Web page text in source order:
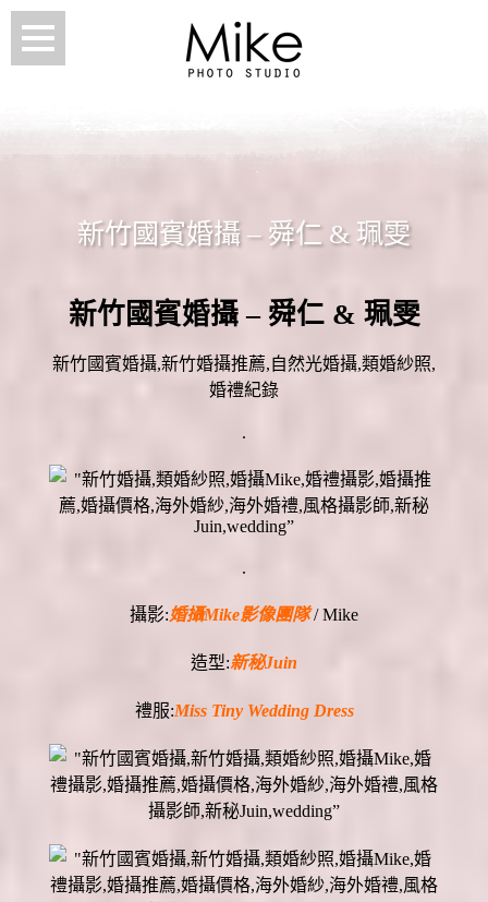
新竹國賓婚攝 – 舜仁 & 珮雯
新竹國賓婚攝 – 舜仁 & 珮雯
新竹國賓婚攝,新竹婚攝推薦,自然光婚攝,類婚紗照,
婚禮紀錄
.
.
攝影:婚攝Mike影像團隊/ Mike
造型:新秘Juin
禮服:Miss Tiny Wedding Dress